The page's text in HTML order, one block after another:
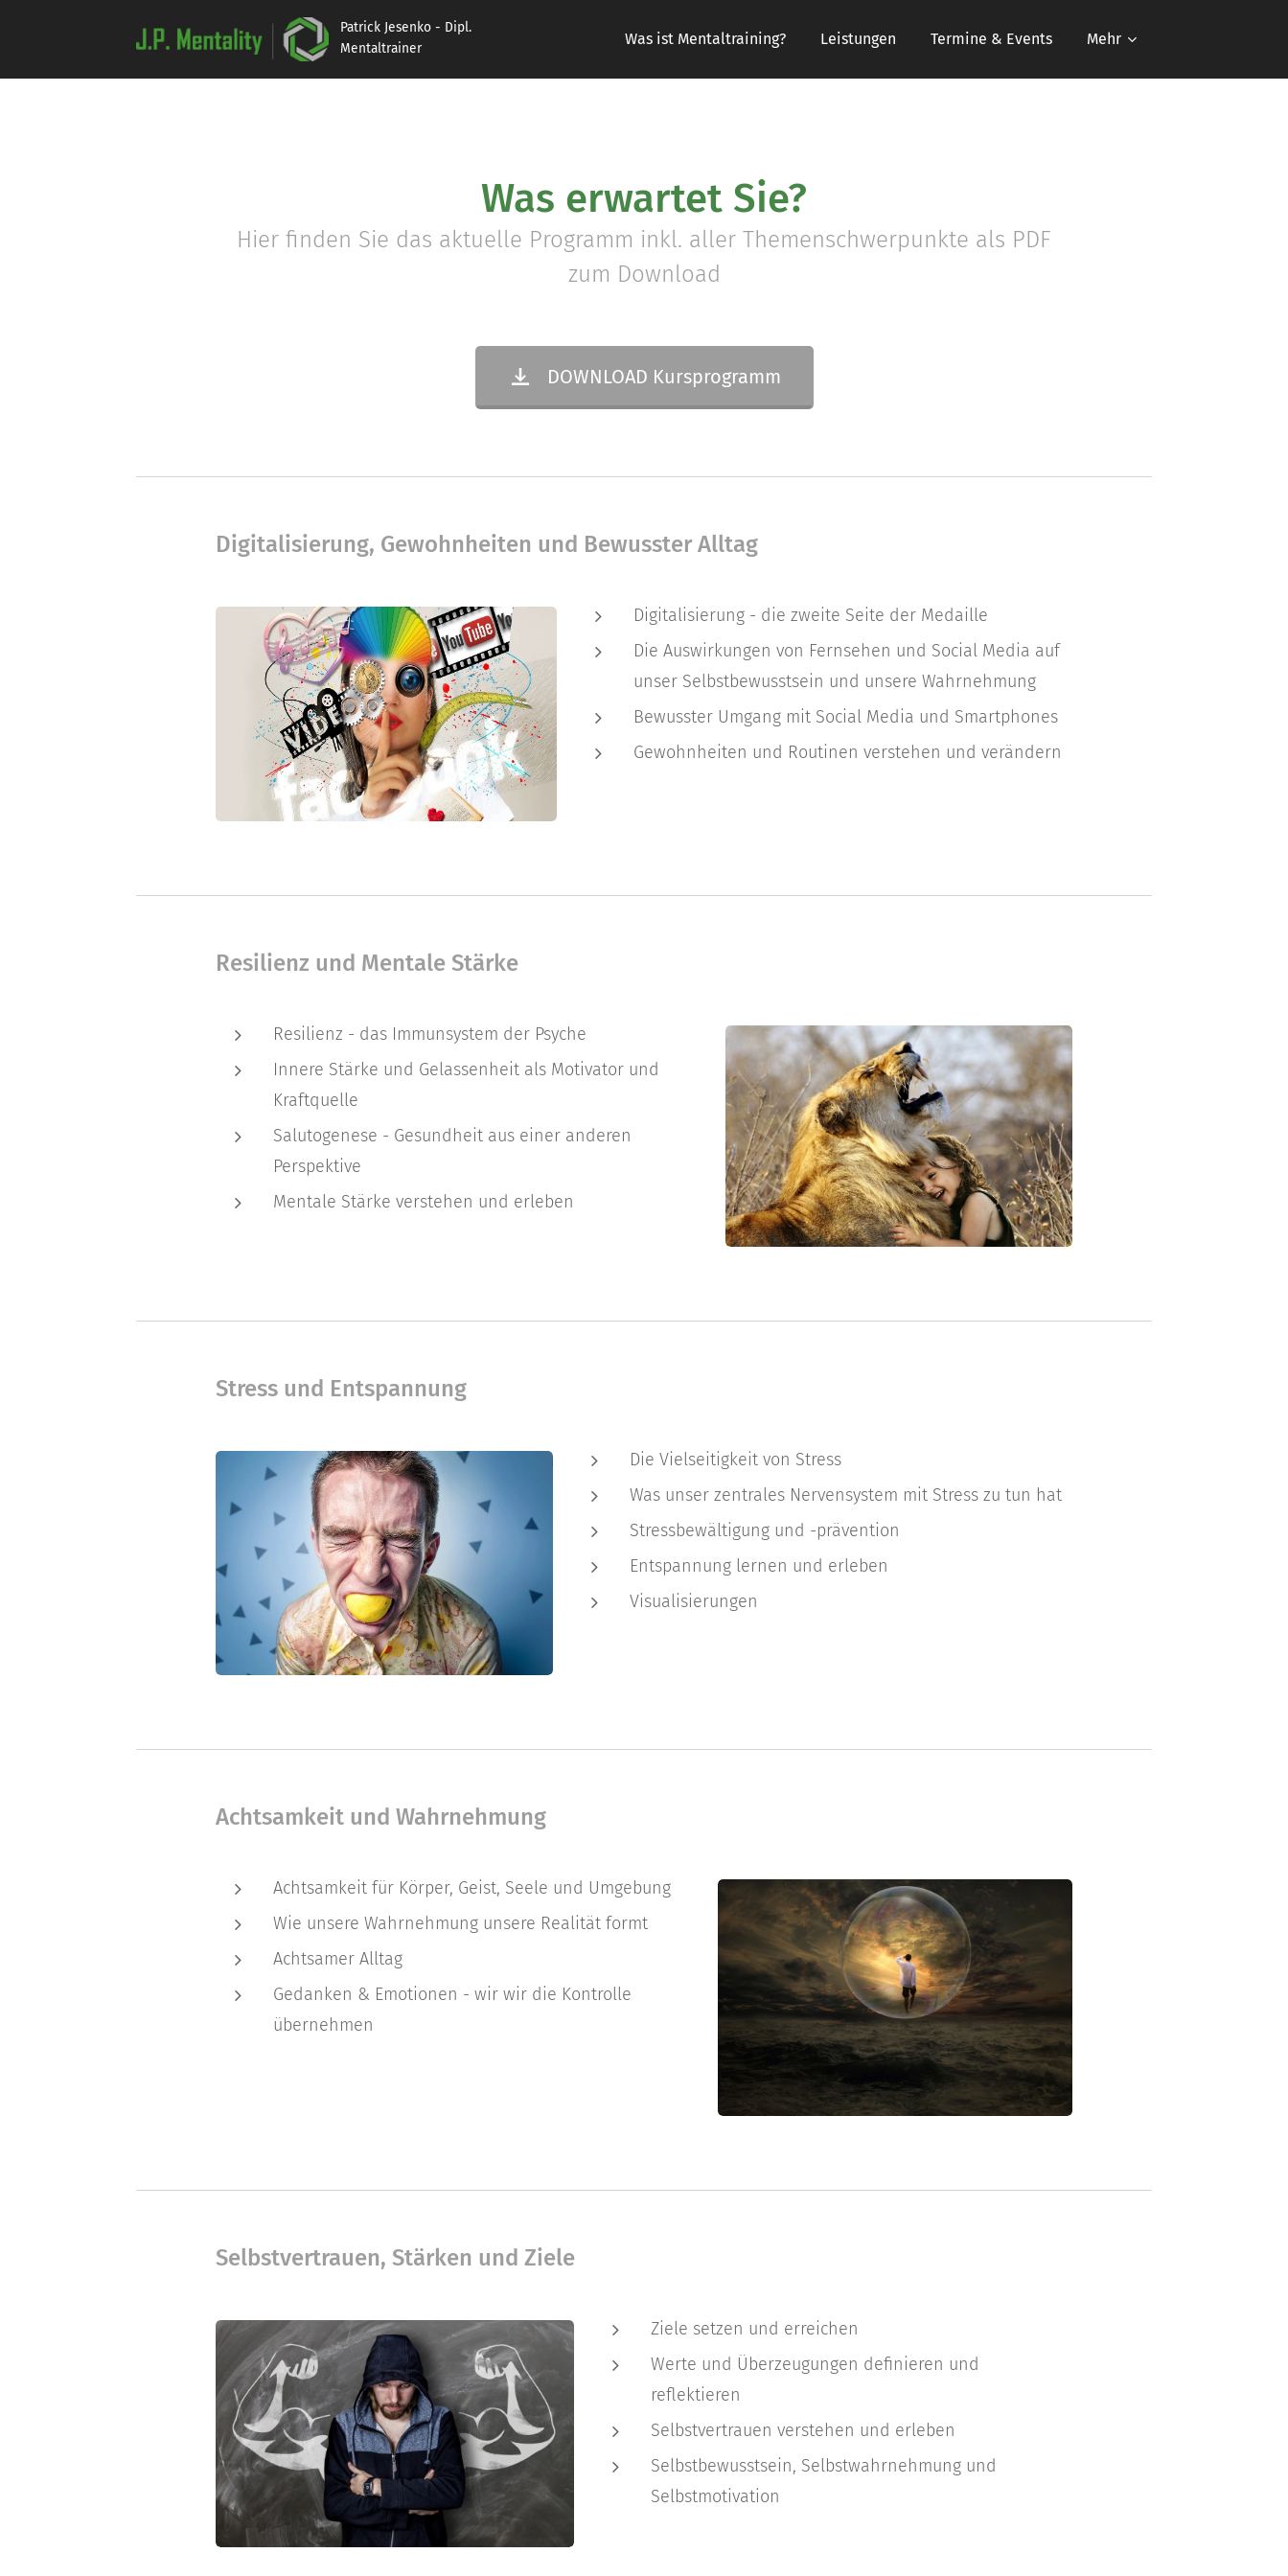
Patrick Jesenko - Dipl.
Mentaltrainer
Was ist Mentaltraining? Leistungen Termine & Events Mehr
Was erwartet Sie?
Hier finden Sie das aktuelle Programm inkl. aller Themenschwerpunkte als PDF
zum Download
DOWNLOAD Kursprogramm
Digitalisierung, Gewohnheiten und Bewusster Alltag
Digitalisierung - die zweite Seite der Medaille
Die Auswirkungen von Fernsehen und Social Media auf
unser Selbstbewusstsein und unsere Wahrnehmung
Bewusster Umgang mit Social Media und Smartphones
Gewohnheiten und Routinen verstehen und verändern
Resilienz und Mentale Stärke
Resilienz - das Immunsystem der Psyche
Innere Stärke und Gelassenheit als Motivator und
Kraftquelle
Salutogenese - Gesundheit aus einer anderen
Perspektive
Mentale Stärke verstehen und erleben
Stress und Entspannung
Die Vielseitigkeit von Stress
Was unser zentrales Nervensystem mit Stress zu tun hat
Stressbewältigung und -prävention
Entspannung lernen und erleben
Visualisierungen
Achtsamkeit und Wahrnehmung
Achtsamkeit für Körper, Geist, Seele und Umgebung
Wie unsere Wahrnehmung unsere Realität formt
Achtsamer Alltag
Gedanken & Emotionen - wir wir die Kontrolle
übernehmen
Selbstvertrauen, Stärken und Ziele
Ziele setzen und erreichen
Werte und Überzeugungen definieren und
reflektieren
Selbstvertrauen verstehen und erleben
Selbstbewusstsein, Selbstwahrnehmung und
Selbstmotivation